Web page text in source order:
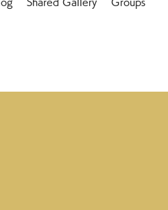
Shared Gallery Groups